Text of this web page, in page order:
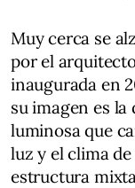
Muy cerca se
por el
inaugurada en
su imagen es
luminosa que
luz y el clima
estructura